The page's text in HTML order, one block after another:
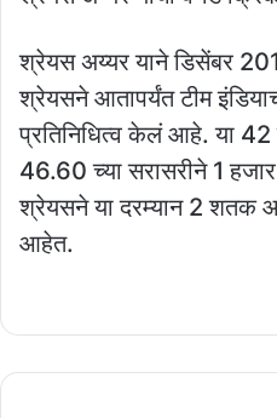
श्रेयस अय्यर याने डिसेंबर
श्रेयसने आतापर्यंत टीम
प्रतिनिधित्व केलं आहे. या 42
46.60 च्या सरासरीने 1
श्रेयसने या दरम्यान 2 शतक
आहेत.